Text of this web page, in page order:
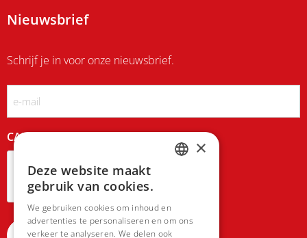
Nieuwsbrief
Schrijf je in voor onze nieuwsbrief.
CAPTCHA ×
Deze website maakt
gebruik van cookies.
We gebruiken cookies om inhoud en
advertenties te personaliseren en om ons
verkeer te analyseren. We delen ook